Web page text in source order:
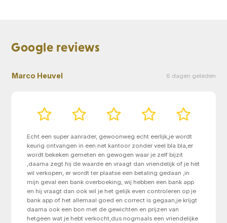
Google reviews
Marco Heuvel 6 dagen geleden
Echt een super aanrader, gewoonweg echt eerlijk,je wordt
keurig ontvangen in een net kantoor zonder veel bla bla,er
wordt bekeken gemeten en gewogen waar je zelf bijzit
,daarna zegt hij de waarde en vraagt dan vriendelijk of je het
wil verkopen, er wordt ter plaatse een betaling gedaan ,in
mijn geval een bank overboeking, wij hebben een bank app
en hij vraagt dan ook wil je het gelijk even controleren op je
bank app of het allemaal goed en correct is gegaan,je krijgt
daarna ook een bon met de gewichten en prijzen van
hetgeen wat je hebt verkocht,dus nogmaals een vriendelijke